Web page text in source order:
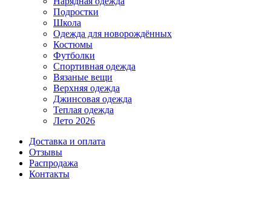
Подростки
Школа
Одежда для новорождённых
Костюмы
Футболки
Спортивная одежда
Вязаные вещи
Верхняя одежда
Джинсовая одежда
Теплая одежда
Лето 2026
Доставка и оплата
Отзывы
Распродажа
Контакты